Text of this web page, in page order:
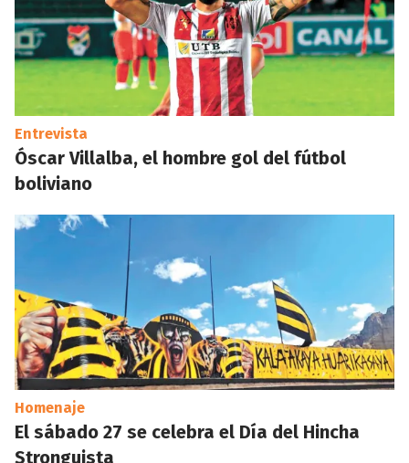
Entrevista
Óscar Villalba, el hombre gol del fútbol
boliviano
Homenaje
El sábado 27 se celebra el Día del Hincha
Stronguista